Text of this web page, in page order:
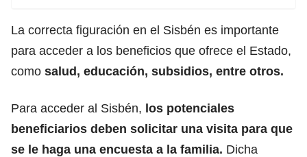
La correcta figuración en el Sisbén es importante
para acceder a los beneficios que ofrece el Estado,
como salud, educación, subsidios, entre otros.
Para acceder al Sisbén, los potenciales
beneficiarios deben solicitar una visita para que
se le haga una encuesta a la familia. Dicha